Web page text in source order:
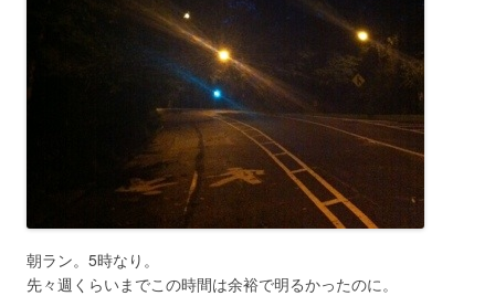
朝ラン。5時なり。
先々週くらいまでこの時間は余裕で明るかったのに。